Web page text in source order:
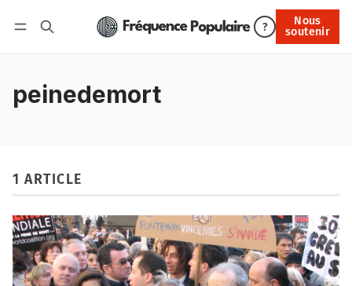
?
Nous
soutenir
Nous soutenir
peinedemort
1 ARTICLE